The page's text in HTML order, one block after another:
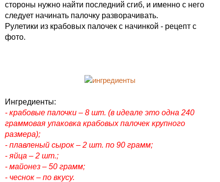
стороны нужно найти последний сгиб, и именно с него
следует начинать палочку разворачивать.
Рулетики из крабовых палочек с начинкой - рецепт с
фото.
Ингредиенты:
- крабовые палочки – 8 шт. (в идеале это одна 240
граммовая упаковка крабовых палочек крупного
размера);
- плавленый сырок – 2 шт. по 90 грамм;
- яйца – 2 шт.;
- майонез – 50 грамм;
- чеснок – по вкусу.